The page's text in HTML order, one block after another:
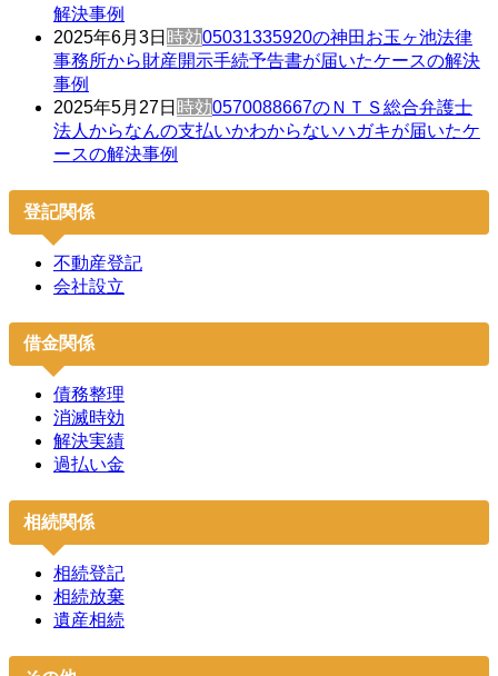
解決事例
2025年6月3日 時効05031335920の神田お玉ヶ池法律
事務所から財産開示手続予告書が届いたケースの解決
事例
2025年5月27日 時効0570088667のＮＴＳ総合弁護士
法人からなんの支払いかわからないハガキが届いたケ
ースの解決事例
登記関係
不動産登記
会社設立
借金関係
債務整理
消滅時効
解決実績
過払い金
相続関係
相続登記
相続放棄
遺産相続